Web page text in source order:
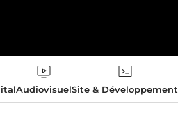
AudiovisuelSite & Développement